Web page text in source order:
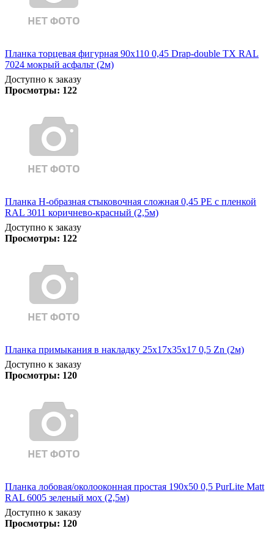
Планка торцевая фигурная 90х110 0,45 Drap-double TX RAL
7024 мокрый асфальт (2м)
Доступно к заказу
Просмотры: 122
Планка Н-образная стыковочная сложная 0,45 PE с пленкой
RAL 3011 коричнево-красный (2,5м)
Доступно к заказу
Просмотры: 122
Планка примыкания в накладку 25х17х35х17 0,5 Zn (2м)
Доступно к заказу
Просмотры: 120
Планка лобовая/околооконная простая 190х50 0,5 PurLite Matt
RAL 6005 зеленый мох (2,5м)
Доступно к заказу
Просмотры: 120